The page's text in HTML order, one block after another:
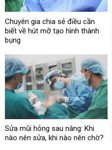
Chuyên gia chia sẻ điều cần
biết về hút mỡ tạo hình thành
bụng
Sửa mũi hỏng sau nâng: Khi
nào nên sửa, khi nào nên chờ?